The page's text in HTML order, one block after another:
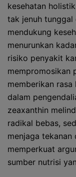
kesehatan
tak jenuh
mendukung
menurunkan
risiko penyakit
mempromosikan
memberikan
dalam
zeaxanthin
radikal bebas,
menjaga tekanan
memperkuat
sumber nutrisi